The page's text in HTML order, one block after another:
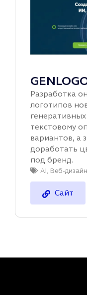
Разработка
логотипов
текстовому
вариантов, а
доработать
под бренд.
AI, Веб-дизайн
Сайт